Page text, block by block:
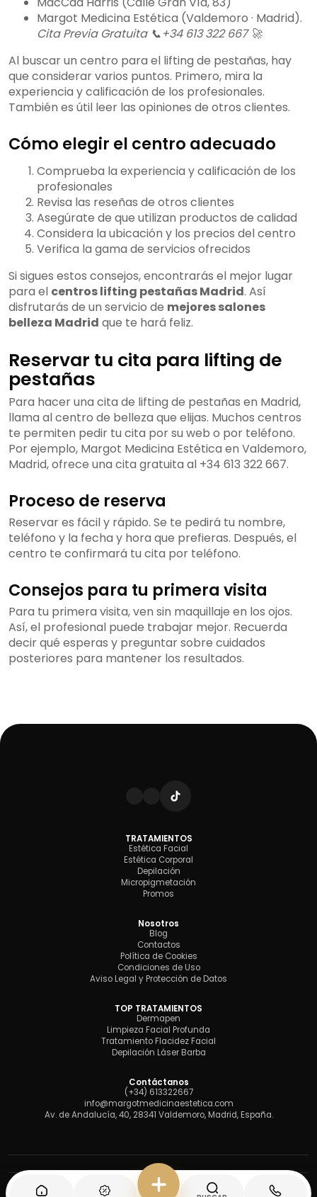
Margot Medicina Estética (Valdemoro · Madrid).
Cita Previa Gratuita 📞+34 613 322 667 🚀
Al buscar un centro para el lifting de pestañas, hay
que considerar varios puntos. Primero, mira la
experiencia y calificación de los profesionales.
También es útil leer las opiniones de otros clientes.
Cómo elegir el centro adecuado
Comprueba la experiencia y calificación de los
profesionales
Revisa las reseñas de otros clientes
Asegúrate de que utilizan productos de calidad
Considera la ubicación y los precios del centro
Verifica la gama de servicios ofrecidos
Si sigues estos consejos, encontrarás el mejor lugar
para el centros lifting pestañas Madrid. Así
disfrutarás de un servicio de mejores salones
belleza Madrid que te hará feliz.
Reservar tu cita para lifting de
pestañas
Para hacer una cita de lifting de pestañas en Madrid,
llama al centro de belleza que elijas. Muchos centros
te permiten pedir tu cita por su web o por teléfono.
Por ejemplo, Margot Medicina Estética en Valdemoro,
Madrid, ofrece una cita gratuita al +34 613 322 667.
Proceso de reserva
Reservar es fácil y rápido. Se te pedirá tu nombre,
teléfono y la fecha y hora que prefieras. Después, el
centro te confirmará tu cita por teléfono.
Consejos para tu primera visita
Para tu primera visita, ven sin maquillaje en los ojos.
Así, el profesional puede trabajar mejor. Recuerda
decir qué esperas y preguntar sobre cuidados
posteriores para mantener los resultados.
TRATAMIENTOS
Estética Facial
Estética Corporal
Depilación
Micropigmetación
Promos
Nosotros
Blog
Contactos
Política de Cookies
Condiciones de Uso
Aviso Legal y Protección de Datos
TOP TRATAMIENTOS
Dermapen
Limpieza Facial Profunda
Tratamiento Flacidez Facial
Depilación Láser Barba
Contáctanos
(+34) 613322667
info@margotmedicinaestetica.com
Av. de Andalucía, 40, 28341 Valdemoro, Madrid, España.